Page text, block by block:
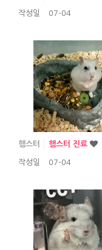
작성일 07-04
햄스터 햄스터 진료
작성일 07-04